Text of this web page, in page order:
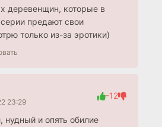
деревенщин, которые в
предают свои
только из-за эротики)
23:29
-12
нудный и опять обилие